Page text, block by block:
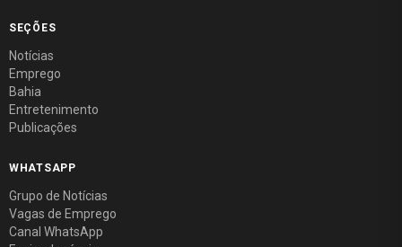
SEÇÕES
Notícias
Emprego
Bahia
Entretenimento
Publicações
WHATSAPP
Grupo de Notícias
Vagas de Emprego
Canal WhatsApp